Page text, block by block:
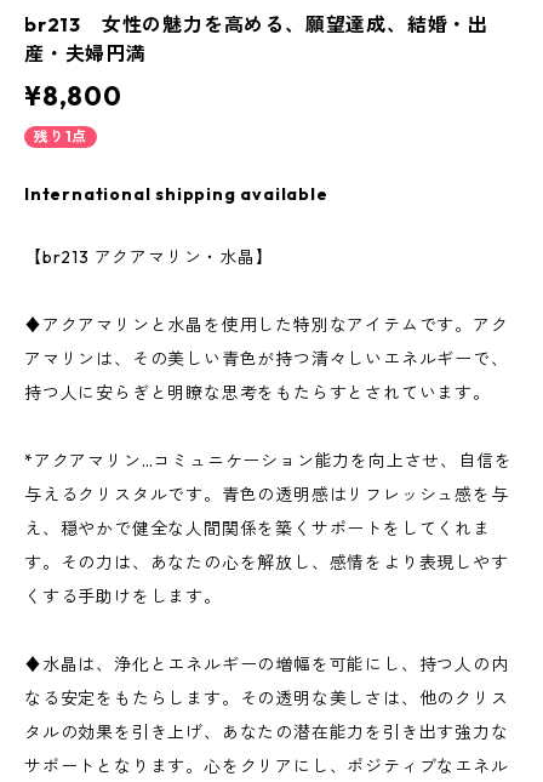
br213 女性の魅力を高める、願望達成、結婚・出
産・夫婦円満
¥8,800
残り1点
International shipping available
【br213 アクアマリン・水晶】
♦アクアマリンと水晶を使用した特別なアイテムです。アク
アマリンは、その美しい青色が持つ清々しいエネルギーで、
持つ人に安らぎと明瞭な思考をもたらすとされています。
*アクアマリン…コミュニケーション能力を向上させ、自信を
与えるクリスタルです。青色の透明感はリフレッシュ感を与
え、穏やかで健全な人間関係を築くサポートをしてくれま
す。その力は、あなたの心を解放し、感情をより表現しやす
くする手助けをします。
♦水晶は、浄化とエネルギーの増幅を可能にし、持つ人の内
なる安定をもたらします。その透明な美しさは、他のクリス
タルの効果を引き上げ、あなたの潜在能力を引き出す強力な
サポートとなります。心をクリアにし、ポジティブなエネル